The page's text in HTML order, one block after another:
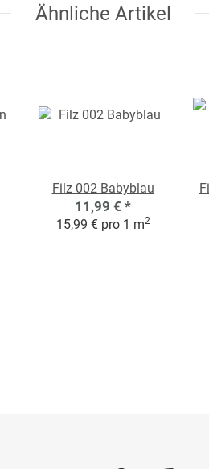
Ähnliche Artikel
Filz 002 Babyblau
11,99 € *
15,99 € pro 1 m2